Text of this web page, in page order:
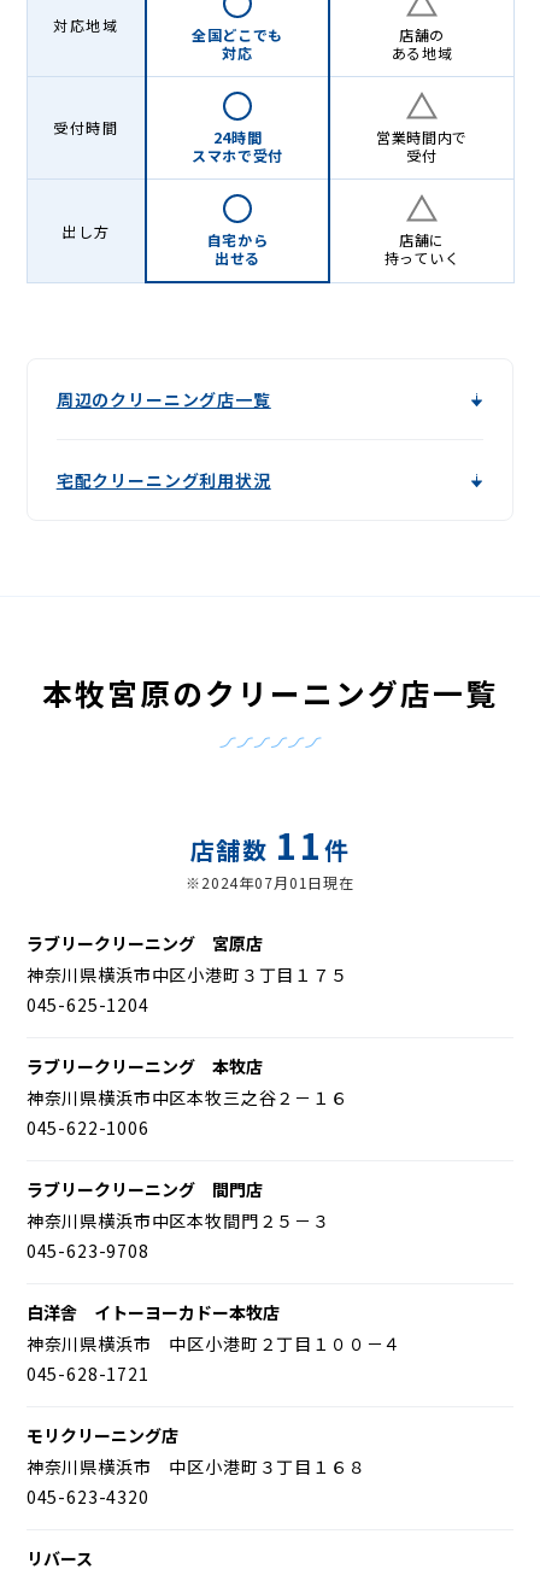
対応地域
全国どこでも
対応
店舗の
ある地域
受付時間
24時間
スマホで受付
営業時間内で
受付
出し方
自宅から
出せる
店舗に
持っていく
周辺のクリーニング店一覧
宅配クリーニング利用状況
本牧宮原のクリーニング店一覧
店舗数 11件
※2024年07月01日現在
ラブリークリーニング 宮原店
神奈川県横浜市中区小港町３丁目１７５
045-625-1204
ラブリークリーニング 本牧店
神奈川県横浜市中区本牧三之谷２－１６
045-622-1006
ラブリークリーニング 間門店
神奈川県横浜市中区本牧間門２５－３
045-623-9708
白洋舎 イトーヨーカドー本牧店
神奈川県横浜市 中区小港町２丁目１００－４
045-628-1721
モリクリーニング店
神奈川県横浜市 中区小港町３丁目１６８
045-623-4320
リバース